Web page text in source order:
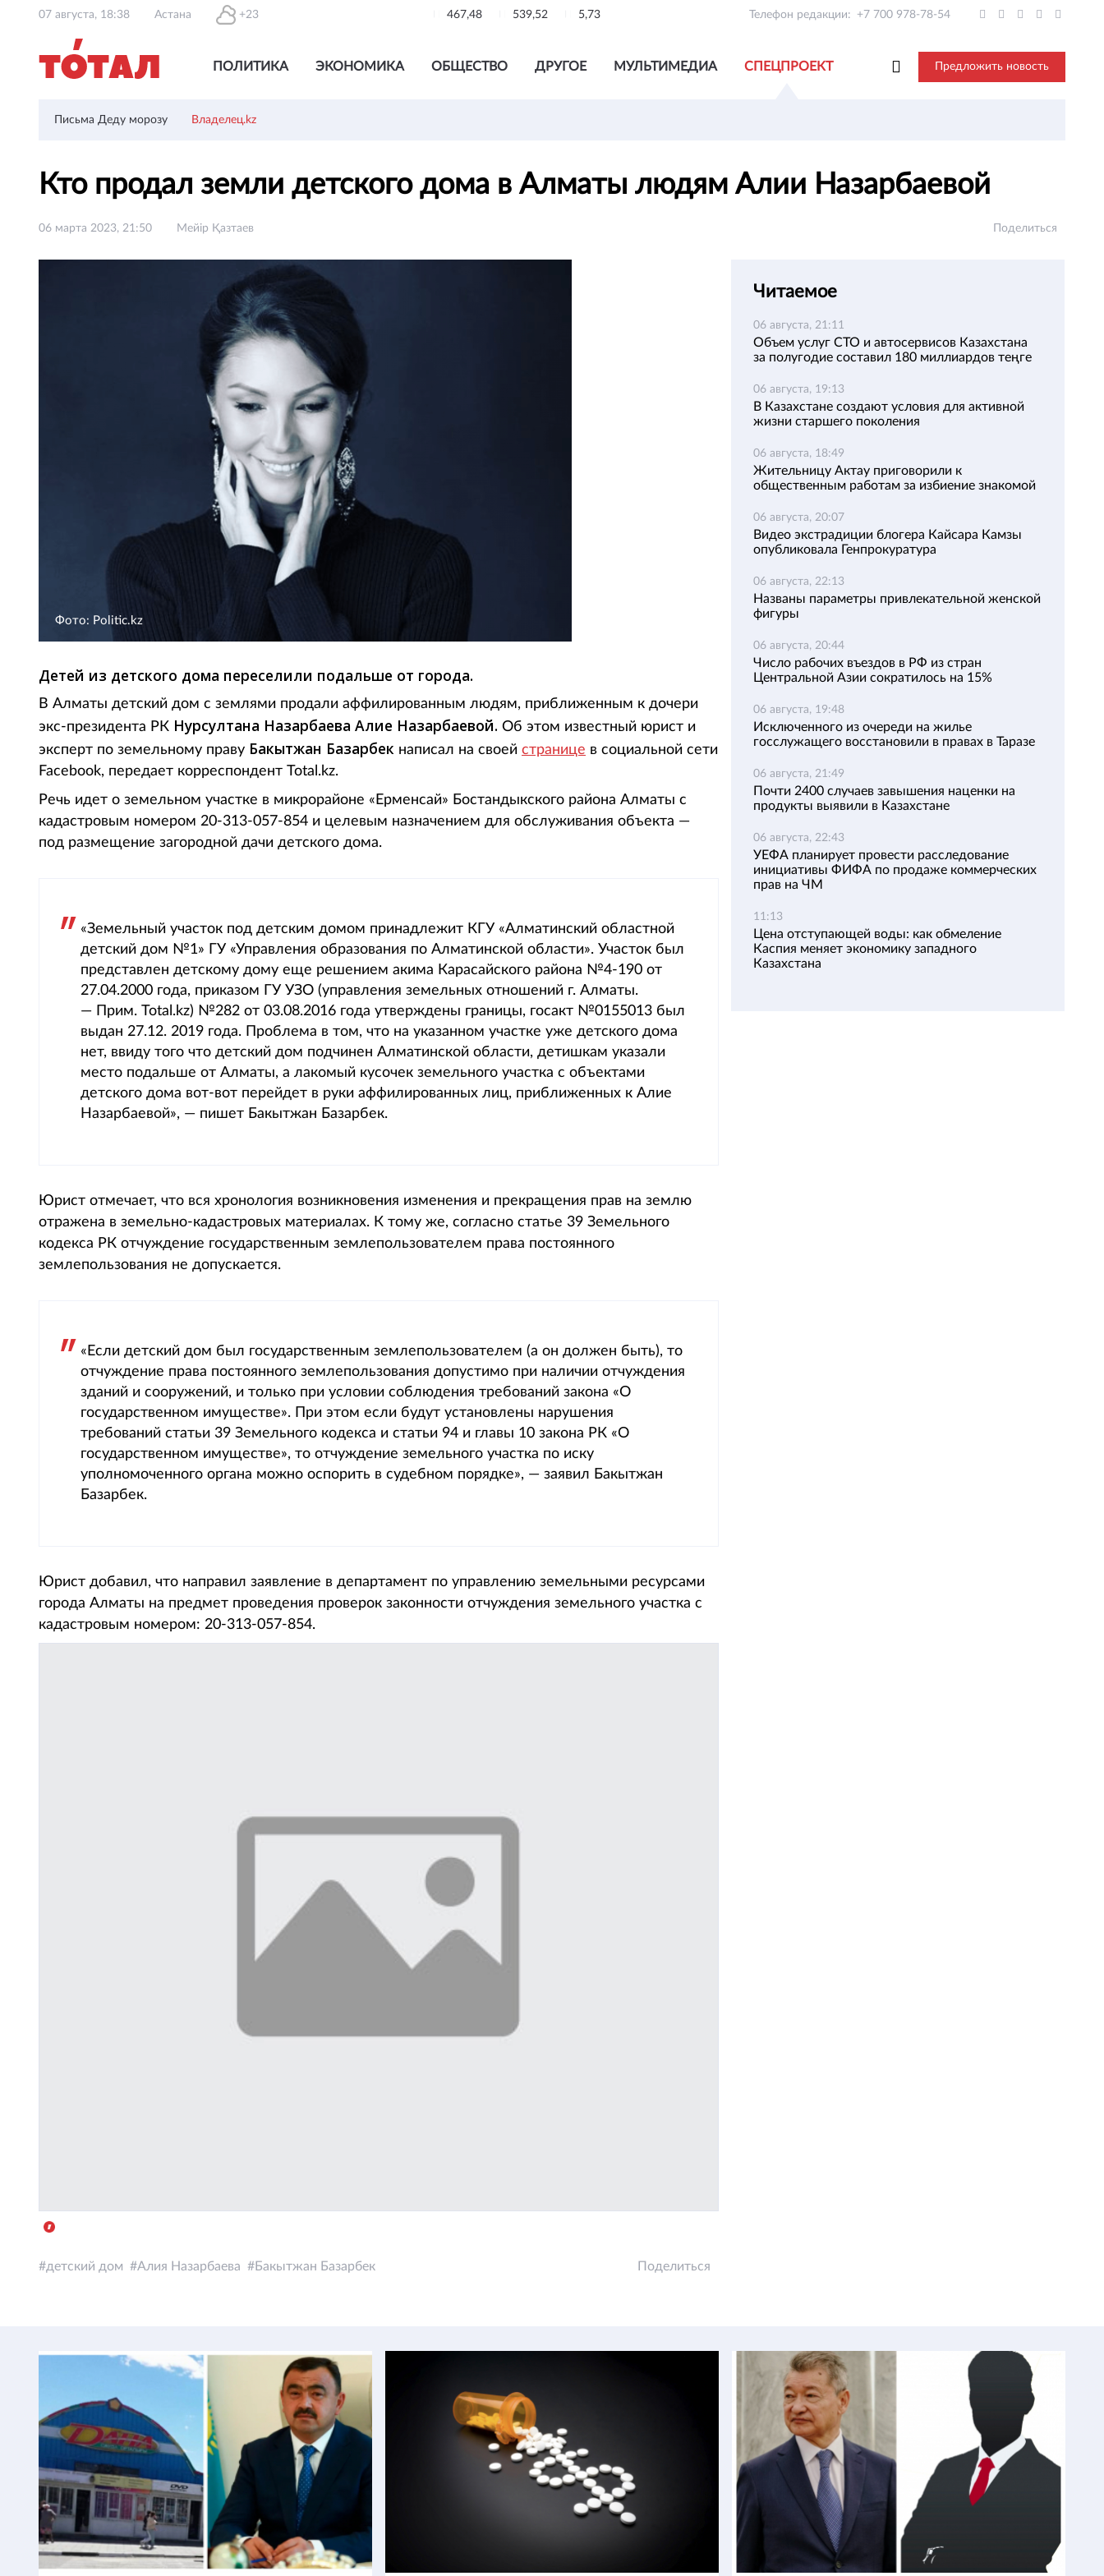
07 августа, 18:38 Астана +23 467,48 539,52 5,73 Телефон редакции: +7 700 978-78-54
ПОЛИТИКА ЭКОНОМИКА ОБЩЕСТВО ДРУГОЕ МУЛЬТИМЕДИА СПЕЦПРОЕКТ Предложить новость
Письма Деду морозу Владелец.kz
Кто продал земли детского дома в Алматы людям Алии Назарбаевой
06 марта 2023, 21:50 Мейір Қазтаев Поделиться
Фото: Politic.kz
Детей из детского дома переселили подальше от города.
В Алматы детский дом с землями продали аффилированным людям, приближенным к дочери
экс-президента РК Нурсултана Назарбаева Алие Назарбаевой. Об этом известный юрист и
эксперт по земельному праву Бакытжан Базарбек написал на своей странице в социальной сети
Facebook, передает корреспондент Total.kz.
Речь идет о земельном участке в микрорайоне «Ерменсай» Бостандыкского района Алматы с
кадастровым номером 20-313-057-854 и целевым назначением для обслуживания объекта —
под размещение загородной дачи детского дома.
«Земельный участок под детским домом принадлежит КГУ «Алматинский областной
детский дом №1» ГУ «Управления образования по Алматинской области». Участок был
представлен детскому дому еще решением акима Карасайского района №4-190 от
27.04.2000 года, приказом ГУ УЗО (управления земельных отношений г. Алматы.
— Прим. Total.kz) №282 от 03.08.2016 года утверждены границы, госакт №0155013 был
выдан 27.12. 2019 года. Проблема в том, что на указанном участке уже детского дома
нет, ввиду того что детский дом подчинен Алматинской области, детишкам указали
место подальше от Алматы, а лакомый кусочек земельного участка с объектами
детского дома вот-вот перейдет в руки аффилированных лиц, приближенных к Алие
Назарбаевой», — пишет Бакытжан Базарбек.
Юрист отмечает, что вся хронология возникновения изменения и прекращения прав на землю
отражена в земельно-кадастровых материалах. К тому же, согласно статье 39 Земельного
кодекса РК отчуждение государственным землепользователем права постоянного
землепользования не допускается.
«Если детский дом был государственным землепользователем (а он должен быть), то
отчуждение права постоянного землепользования допустимо при наличии отчуждения
зданий и сооружений, и только при условии соблюдения требований закона «О
государственном имуществе». При этом если будут установлены нарушения
требований статьи 39 Земельного кодекса и статьи 94 и главы 10 закона РК «О
государственном имуществе», то отчуждение земельного участка по иску
уполномоченного органа можно оспорить в судебном порядке», — заявил Бакытжан
Базарбек.
Юрист добавил, что направил заявление в департамент по управлению земельными ресурсами
города Алматы на предмет проведения проверок законности отчуждения земельного участка с
кадастровым номером: 20-313-057-854.
детский дом Алия Назарбаева Бакытжан Базарбек Поделиться
Читаемое
06 августа, 21:11
Объем услуг СТО и автосервисов Казахстана
за полугодие составил 180 миллиардов теңге
06 августа, 19:13
В Казахстане создают условия для активной
жизни старшего поколения
06 августа, 18:49
Жительницу Актау приговорили к
общественным работам за избиение знакомой
06 августа, 20:07
Видео экстрадиции блогера Кайсара Камзы
опубликовала Генпрокуратура
06 августа, 22:13
Названы параметры привлекательной женской
фигуры
06 августа, 20:44
Число рабочих въездов в РФ из стран
Центральной Азии сократилось на 15%
06 августа, 19:48
Исключенного из очереди на жилье
госслужащего восстановили в правах в Таразе
06 августа, 21:49
Почти 2400 случаев завышения наценки на
продукты выявили в Казахстане
06 августа, 22:43
УЕФА планирует провести расследование
инициативы ФИФА по продаже коммерческих
прав на ЧМ
11:13
Цена отступающей воды: как обмеление
Каспия меняет экономику западного
Казахстана